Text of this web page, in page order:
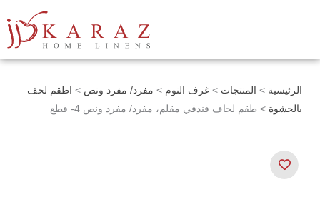
الرئيسية > المنتجات > غرف النوم > مفرد/ مفرد ونص > اطقم لحف
بالحشوة > طقم لحاف فندقي مقلم، مفرد/ مفرد ونص 4- قطع